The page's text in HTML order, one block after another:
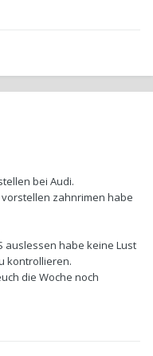
bei Audi.
zahnrimen habe
auslessen habe keine Lust
kontrollieren.
die Woche noch